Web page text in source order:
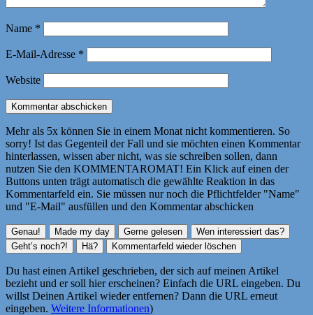
Name *
E-Mail-Adresse *
Website
Mehr als 5x können Sie in einem Monat nicht kommentieren. So
sorry! Ist das Gegenteil der Fall und sie möchten einen Kommentar
hinterlassen, wissen aber nicht, was sie schreiben sollen, dann
nutzen Sie den KOMMENTAROMAT! Ein Klick auf einen der
Buttons unten trägt automatisch die gewählte Reaktion in das
Kommentarfeld ein. Sie müssen nur noch die Pflichtfelder "Name"
und "E-Mail" ausfüllen und den Kommentar abschicken
Du hast einen Artikel geschrieben, der sich auf meinen Artikel
bezieht und er soll hier erscheinen? Einfach die URL eingeben. Du
willst Deinen Artikel wieder entfernen? Dann die URL erneut
eingeben. Weitere Informationen)